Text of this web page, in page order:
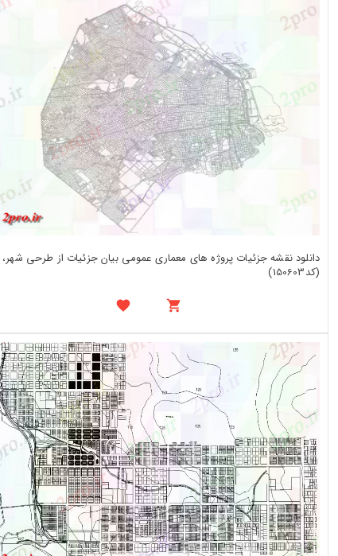
دانلود نقشه جزئیات پروژه های معماری عمومی بیان جزئیات از طرحی شهر،
(کد150603)